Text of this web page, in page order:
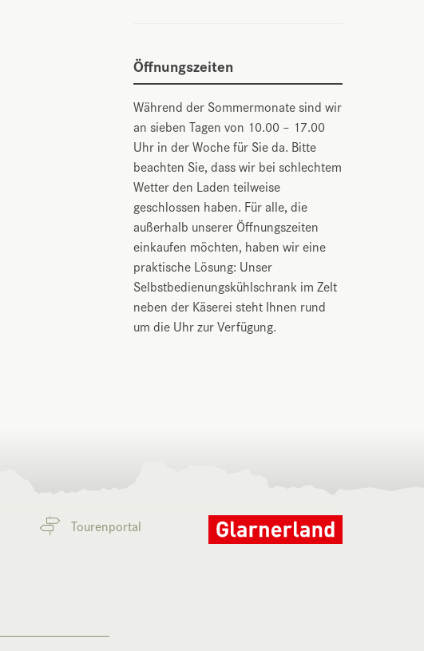
Öffnungszeiten
Während der Sommermonate sind wir
an sieben Tagen von 10.00 – 17.00
Uhr in der Woche für Sie da. Bitte
beachten Sie, dass wir bei schlechtem
Wetter den Laden teilweise
geschlossen haben. Für alle, die
außerhalb unserer Öffnungszeiten
einkaufen möchten, haben wir eine
praktische Lösung: Unser
Selbstbedienungskühlschrank im Zelt
neben der Käserei steht Ihnen rund
um die Uhr zur Verfügung.
Tourenportal